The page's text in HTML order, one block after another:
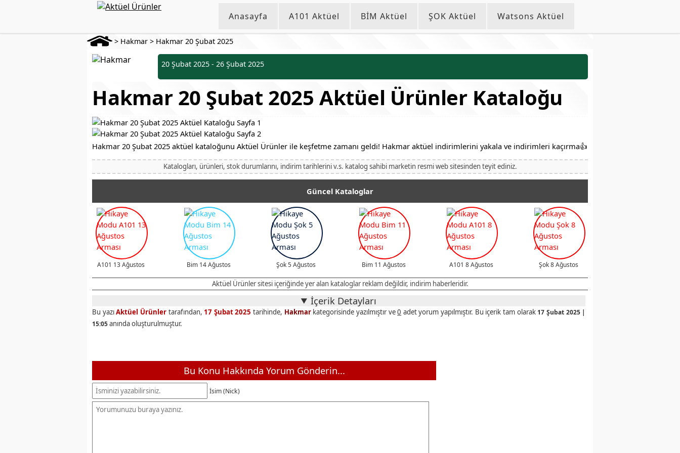
Anasayfa A101 Aktüel BİM Aktüel ŞOK Aktüel Watsons Aktüel
> Hakmar > Hakmar 20 Şubat 2025
20 Şubat 2025 - 26 Şubat 2025
Hakmar 20 Şubat 2025 Aktüel Ürünler Kataloğu
Hakmar 20 Şubat 2025 aktüel kataloğunu Aktüel Ürünler ile keşfetme zamanı geldi! Hakmar aktüel indirimlerini yakala ve indirimleri kaçırma👍
Katalogları, ürünleri, stok durumlarını, indirim tarihlerini v.s. katalog sahibi marketin resmi web sitesinden teyit ediniz.
Güncel Kataloglar
A101 13 Ağustos Bim 14 Ağustos Şok 5 Ağustos Bim 11 Ağustos A101 8 Ağustos Şok 8 Ağustos
Aktüel Ürünler sitesi içeriğinde yer alan kataloglar reklam değildir, indirim haberleridir.
İçerik Detayları
Bu yazıAktüel Ürünlertarafından, 17 Şubat 2025 tarihinde, Hakmarkategorisinde yazılmıştır ve0 adet yorum yapılmıştır. Bu içerik tam olarak 17 Şubat 2025 |
15:05anında oluşturulmuştur.
Bu Konu Hakkında Yorum Gönderin...
İsim (Nick)